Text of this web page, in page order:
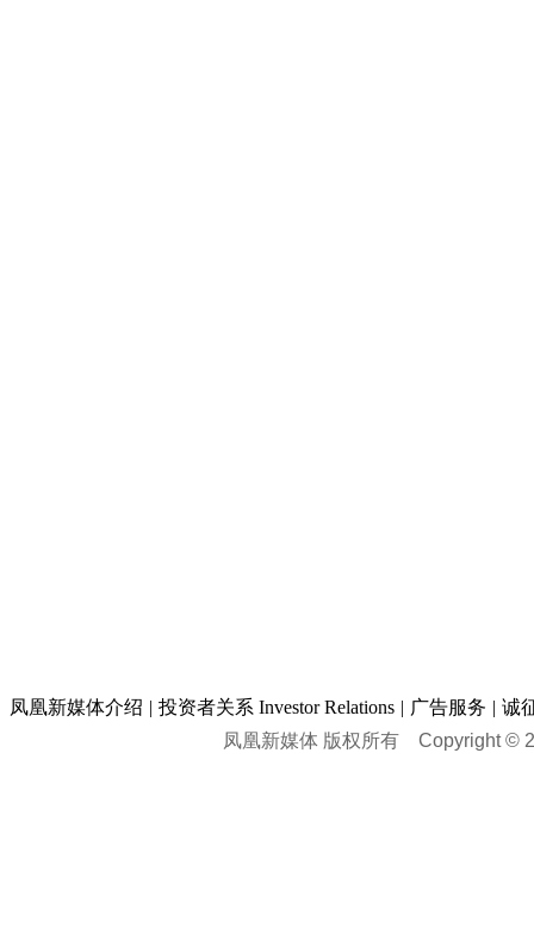
凤凰新媒体介绍 | 投资者关系 Investor Relations | 广告服务 | 诚
凤凰新媒体 版权所有 Copyright ©